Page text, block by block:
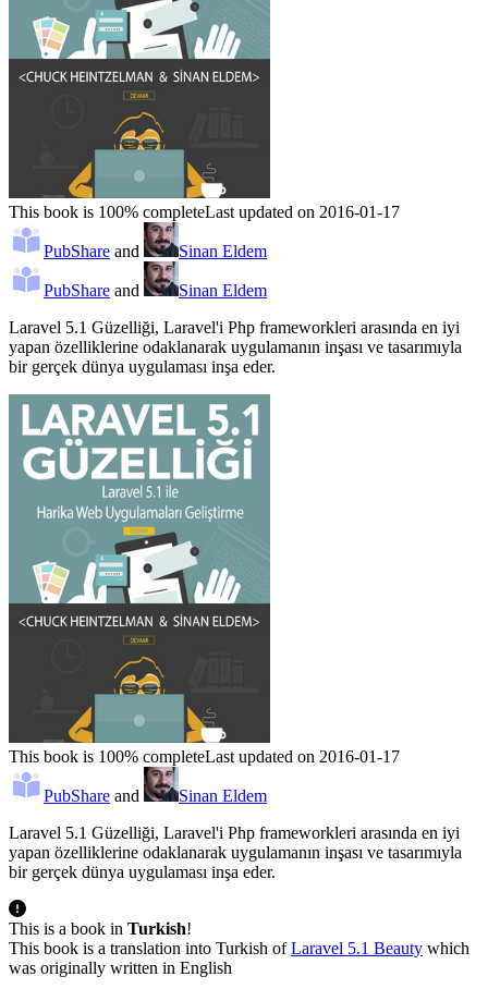
This book is 100% completeLast updated on 2016-01-17
PubShare and Sinan Eldem
PubShare and
Sinan Eldem
Laravel 5.1 Güzelliği, Laravel'i Php frameworkleri arasında en iyi
yapan özelliklerine odaklanarak uygulamanın inşası ve tasarımıyla
bir gerçek dünya uygulaması inşa eder.
This book is 100% completeLast updated on 2016-01-17
PubShare and
Sinan Eldem
Laravel 5.1 Güzelliği, Laravel'i Php frameworkleri arasında en iyi
yapan özelliklerine odaklanarak uygulamanın inşası ve tasarımıyla
bir gerçek dünya uygulaması inşa eder.
This is a book in Turkish!
This book is a translation into Turkish ofLaravel 5.1 Beauty which
was originally written in English